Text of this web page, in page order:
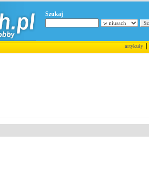
Szukaj
artykuły|